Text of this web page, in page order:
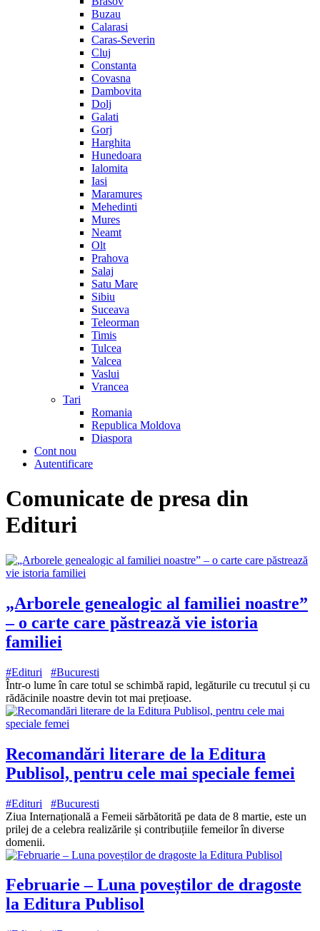
Buzau
Calarasi
Caras-Severin
Cluj
Constanta
Covasna
Dambovita
Dolj
Galati
Gorj
Harghita
Hunedoara
Ialomita
Iasi
Maramures
Mehedinti
Mures
Neamt
Olt
Prahova
Salaj
Satu Mare
Sibiu
Suceava
Teleorman
Timis
Tulcea
Valcea
Vaslui
Vrancea
Tari
Romania
Republica Moldova
Diaspora
Cont nou
Autentificare
Comunicate de presa din
Edituri
„Arborele genealogic al familiei noastre”
– o carte care păstrează vie istoria
familiei
#Edituri
#Bucuresti
Într-o lume în care totul se schimbă rapid, legăturile cu trecutul și cu
rădăcinile noastre devin tot mai prețioase.
Recomandări literare de la Editura
Publisol, pentru cele mai speciale femei
#Edituri
#Bucuresti
Ziua Internațională a Femeii sărbătorită pe data de 8 martie, este un
prilej de a celebra realizările și contribuțiile femeilor în diverse
domenii.
Februarie – Luna poveștilor de dragoste
la Editura Publisol